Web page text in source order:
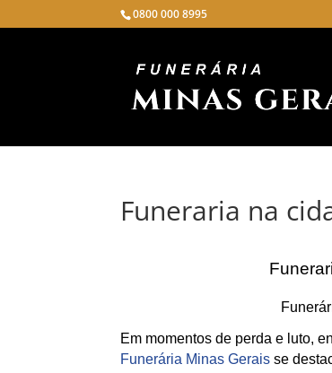
0800 000 8995
Funeraria na
Em momentos de perda e luto,
Funerária Minas Gerais se